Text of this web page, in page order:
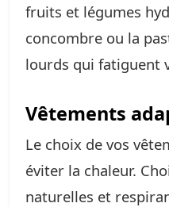
fruits et légumes
concombre ou la
lourds qui fatiguent
Vêtements
Le choix de vos
éviter la chaleur.
naturelles et